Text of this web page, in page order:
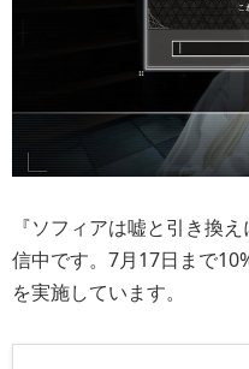
『ソフィアは嘘と引き換
信中です。7月17日まで
を実施しています。